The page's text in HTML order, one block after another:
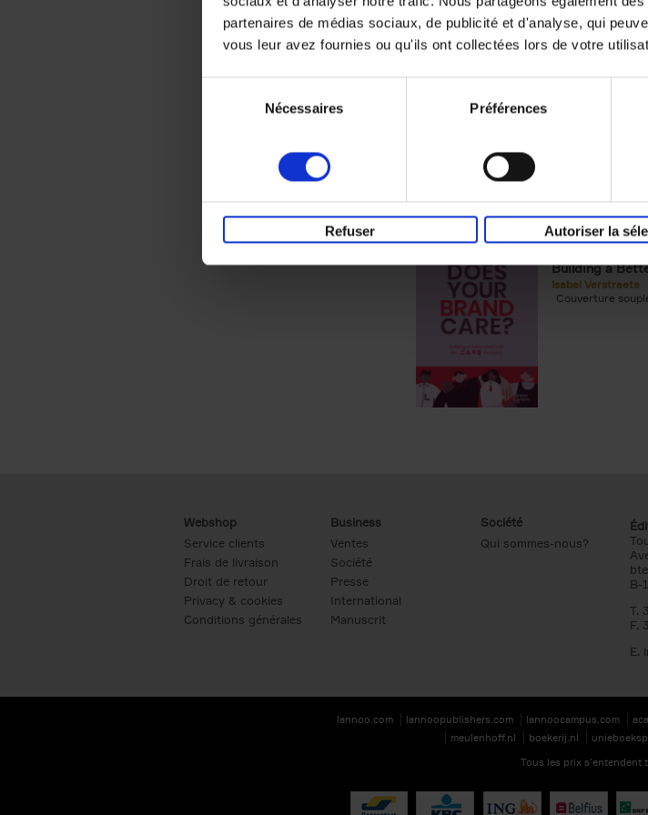
partenaires de médias sociaux, de publicité et d'analyse, qui
vous leur avez fournies ou qu'ils ont collectées lors de votre
Nécessaires Préférences
Refuser Autoriser la
Digital
Does Your
Building a
Isabel Verstraete
Couverture
Webshop
Service clients
Frais de livraison
Droit de retour
Privacy & cookies
Conditions générales
Business
Ventes
Société
Presse
International
Manuscrit
Société
Qui sommes-nous?
B-
T.
F.
E.
lannoo.com lannoopublishers.com lannoocampus.com
meulenhoff.nl
boekerij.nl
Tous les prix s’entendent